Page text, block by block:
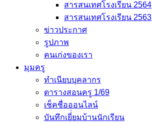
สารสนเทศโรงเรียน 2564
สารสนเทศโรงเรียน 2563
ข่าวประกาศ
รูปภาพ
คนเก่งของเรา
มุมครู
ทำเนียบบุคลากร
ตารางสอนครู 1/69
เช็คชื่อออนไลน์
บันทึกเยี่่ยมบ้านนักเรียน